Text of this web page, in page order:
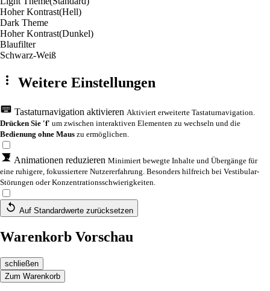
Hoher Kontrast(Hell)
Dark Theme
Hoher Kontrast(Dunkel)
Blaufilter
Schwarz-Weiß
Weitere Einstellungen
Tastaturnavigation aktivieren Aktiviert erweiterte Tastaturnavigation.
Drücken Sie 'f' um zwischen interaktiven Elementen zu wechseln und die
Bedienung ohne Maus zu ermöglichen.
Animationen reduzieren Minimiert bewegte Inhalte und Übergänge für
eine ruhigere, fokussiertere Nutzererfahrung. Besonders hilfreich bei Vestibular-
Störungen oder Konzentrationsschwierigkeiten.
Auf Standardwerte zurücksetzen
Warenkorb Vorschau
schließen
Zum Warenkorb